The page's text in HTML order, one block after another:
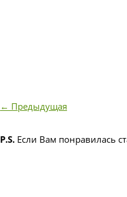
← Предыдущая
P.S. Если Вам понравилась